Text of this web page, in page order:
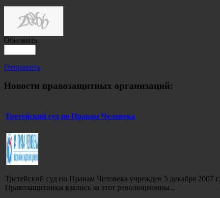
Обновить
Отправить
Новости правозащитных организаций:
Третейский суд по Правам Человека
Третейский суд по Правам Человека учрежден 5 декабря
Правозащитники взялись за этот революционны...